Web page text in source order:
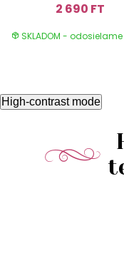
2 690 FT
SKLADOM -
High-contrast mode